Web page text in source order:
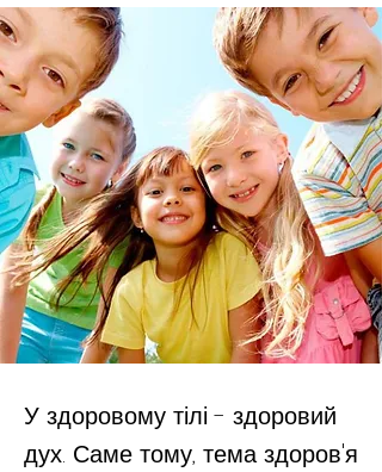
У здоровому тілі - здоровий
дух. Саме тому, тема здоров'я